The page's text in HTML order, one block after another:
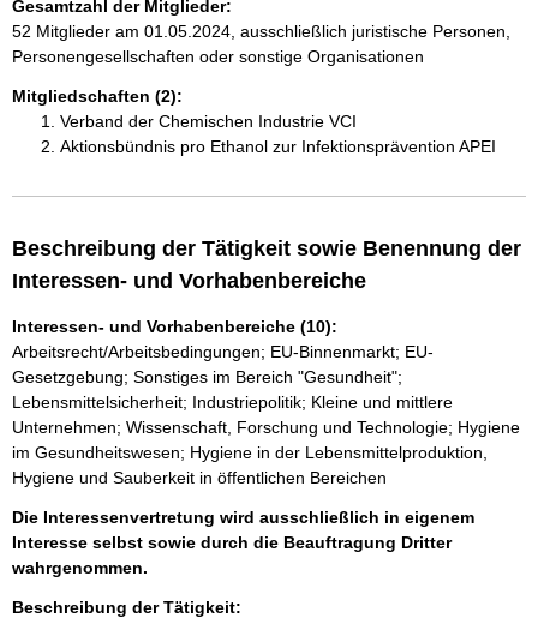
Gesamtzahl der Mitglieder:
52 Mitglieder am 01.05.2024, ausschließlich juristische Personen,
Personengesellschaften oder sonstige Organisationen
Mitgliedschaften (2):
Verband der Chemischen Industrie VCI
Aktionsbündnis pro Ethanol zur Infektionsprävention APEI
Beschreibung der Tätigkeit sowie Benennung der
Interessen- und Vorhabenbereiche
Interessen- und Vorhabenbereiche (10):
Arbeitsrecht/Arbeitsbedingungen; EU-Binnenmarkt; EU-
Gesetzgebung; Sonstiges im Bereich "Gesundheit";
Lebensmittelsicherheit; Industriepolitik; Kleine und mittlere
Unternehmen; Wissenschaft, Forschung und Technologie; Hygiene
im Gesundheitswesen; Hygiene in der Lebensmittelproduktion,
Hygiene und Sauberkeit in öffentlichen Bereichen
Die Interessenvertretung wird ausschließlich in eigenem
Interesse selbst sowie durch die Beauftragung Dritter
wahrgenommen.
Beschreibung der Tätigkeit: